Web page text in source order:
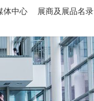
体中心 展商及展品名录